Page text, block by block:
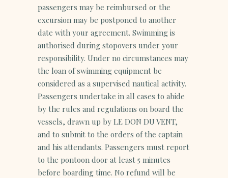
passengers may be reimbursed or the
excursion may be postponed to another
date with your agreement. Swimming is
authorised during stopovers under your
responsibility. Under no circumstances may
the loan of swimming equipment be
considered as a supervised nautical activity.
Passengers undertake in all cases to abide
by the rules and regulations on board the
vessels, drawn up by LE DON DU VENT,
and to submit to the orders of the captain
and his attendants. Passengers must report
to the pontoon door at least 5 minutes
before boarding time. No refund will be